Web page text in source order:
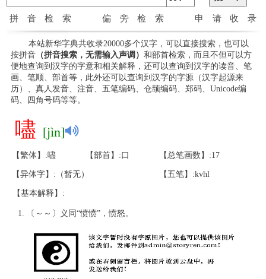
拼音检索 偏旁检索 申请收录
本站新华字典共收录20000多个汉字，可以直接搜索，也可以
按拼音（拼音搜索，无需输入声调） 和部首检索，而且不但可以方
便地查询到汉字的字意和相关解释，还可以查询到汉字的读音、笔
画、笔顺、部首等，此外还可以查询到汉字的字源（汉字起源来
历）、真人发音、注音、五笔编码、仓颉编码、郑码、Unicode编
码、四角号码等等。
嚍 [jìn]
【繁体】:嚍 【部首】:口 【总笔画数】:17
【异体字】:（暂无） 【五笔】:kvhl
【基本解释】:
〔～～〕义同“愤愤”，愤怒。